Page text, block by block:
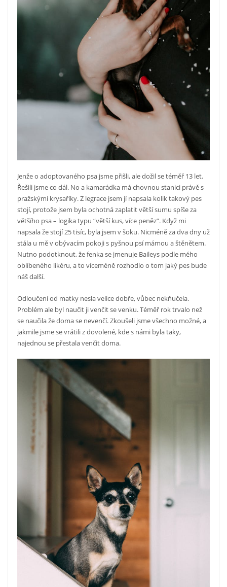
Jenže o adoptovaného psa jsme přišli, ale dožil se téměř 13 let.
Řešili jsme co dál. No a kamarádka má chovnou stanici právě s
pražskými krysaříky. Z legrace jsem jí napsala kolik takový pes
stojí, protože jsem byla ochotná zaplatit větší sumu spíše za
většího psa – logika typu “větší kus, více peněz”. Když mi
napsala že stojí 25 tisíc, byla jsem v šoku. Nicméně za dva dny už
stála u mě v obývacím pokoji s pyšnou psí mámou a štěnětem.
Nutno podotknout, že fenka se jmenuje Baileys podle mého
oblíbeného likéru, a to víceméně rozhodlo o tom jaký pes bude
náš další.
Odloučení od matky nesla velice dobře, vůbec nekňučela.
Problém ale byl naučit ji venčit se venku. Téměř rok trvalo než
se naučila že doma se nevenčí. Zkoušeli jsme všechno možné, a
jakmile jsme se vrátili z dovolené, kde s námi byla taky,
najednou se přestala venčit doma.